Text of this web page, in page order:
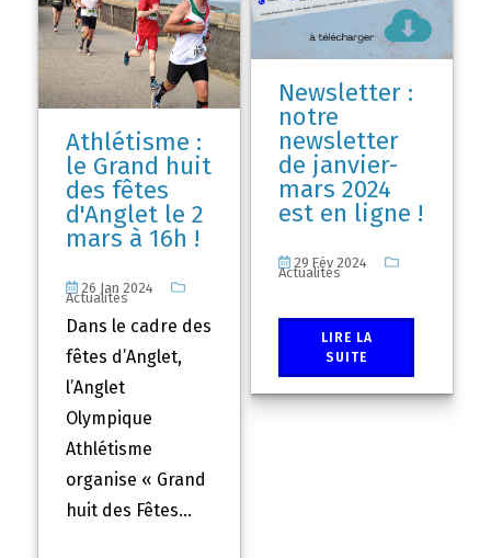
Newsletter :
notre
newsletter
de janvier-
mars 2024
est en ligne !
29 Fév 2024
Actualités
LIRE LA
SUITE
Athlétisme :
le Grand huit
des fêtes
d'Anglet le 2
mars à 16h !
26 Jan 2024
Actualités
Dans le cadre des
fêtes d’Anglet,
l’Anglet
Olympique
Athlétisme
organise « Grand
huit des Fêtes...